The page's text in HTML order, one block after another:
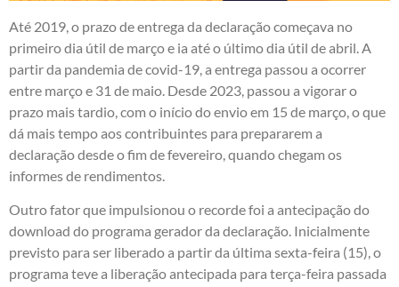
Até 2019, o prazo de entrega da declaração começava no
primeiro dia útil de março e ia até o último dia útil de abril. A
partir da pandemia de covid-19, a entrega passou a ocorrer
entre março e 31 de maio. Desde 2023, passou a vigorar o
prazo mais tardio, com o início do envio em 15 de março, o que
dá mais tempo aos contribuintes para prepararem a
declaração desde o fim de fevereiro, quando chegam os
informes de rendimentos.
Outro fator que impulsionou o recorde foi a antecipação do
download do programa gerador da declaração. Inicialmente
previsto para ser liberado a partir da última sexta-feira (15), o
programa teve a liberação antecipada para terça-feira passada